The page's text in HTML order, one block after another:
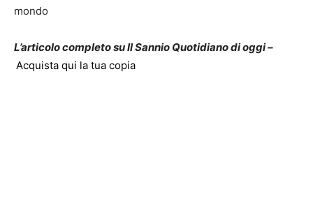
mondo
L’articolo completo su Il Sannio Quotidiano di oggi –
Acquista qui la tua copia